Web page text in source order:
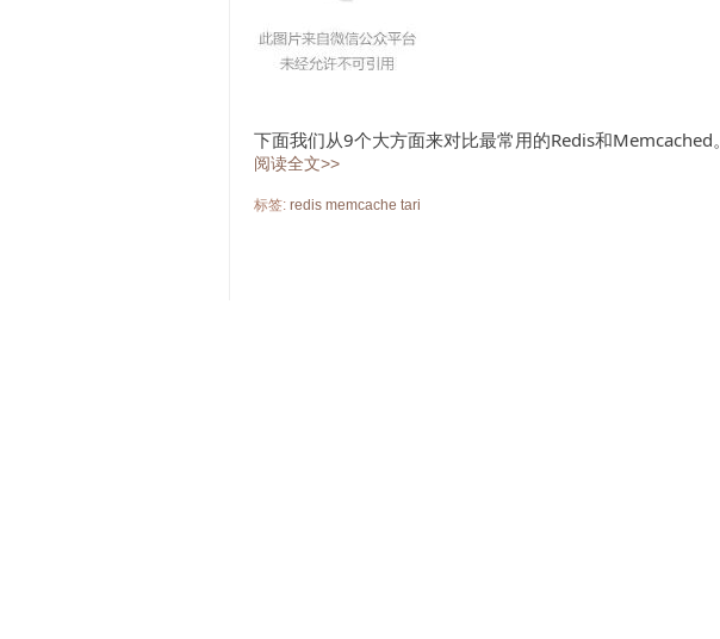
下面我们从9个大方面来对比最常用的Redis和Memcached。
阅读全文>>
标签: redis memcache tari